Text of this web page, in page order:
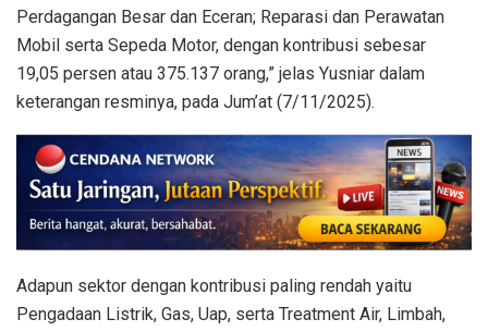
Perdagangan Besar dan Eceran; Reparasi dan Perawatan
Mobil serta Sepeda Motor, dengan kontribusi sebesar
19,05 persen atau 375.137 orang,” jelas Yusniar dalam
keterangan resminya, pada Jum’at (7/11/2025).
Adapun sektor dengan kontribusi paling rendah yaitu
Pengadaan Listrik, Gas, Uap, serta Treatment Air, Limbah,